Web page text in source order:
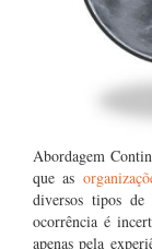
Abordagem
que as
diversos tipos de
ocorrência é
apenas pela